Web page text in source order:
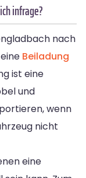
infrage?
nach
Beiladung
ist eine
und
wenn
nicht
eine